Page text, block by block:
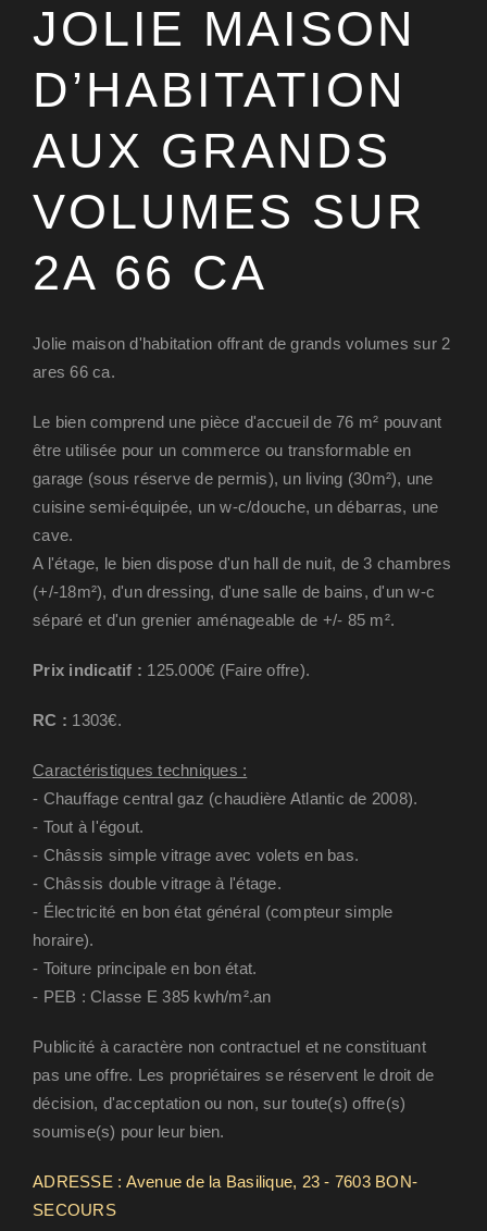
JOLIE MAISON
D’HABITATION
AUX GRANDS
VOLUMES SUR
2A 66 CA
Jolie maison d'habitation offrant de grands volumes sur 2
ares 66 ca.
Le bien comprend une pièce d'accueil de 76 m² pouvant
être utilisée pour un commerce ou transformable en
garage (sous réserve de permis), un living (30m²), une
cuisine semi-équipée, un w-c/douche, un débarras, une
cave.
A l'étage, le bien dispose d'un hall de nuit, de 3 chambres
(+/-18m²), d'un dressing, d'une salle de bains, d'un w-c
séparé et d'un grenier aménageable de +/- 85 m².
Prix indicatif : 125.000€ (Faire offre).
RC : 1303€.
Caractéristiques techniques :
- Chauffage central gaz (chaudière Atlantic de 2008).
- Tout à l'égout.
- Châssis simple vitrage avec volets en bas.
- Châssis double vitrage à l'étage.
- Électricité en bon état général (compteur simple
horaire).
- Toiture principale en bon état.
- PEB : Classe E 385 kwh/m².an
Publicité à caractère non contractuel et ne constituant
pas une offre. Les propriétaires se réservent le droit de
décision, d'acceptation ou non, sur toute(s) offre(s)
soumise(s) pour leur bien.
ADRESSE : Avenue de la Basilique, 23 - 7603 BON-
SECOURS